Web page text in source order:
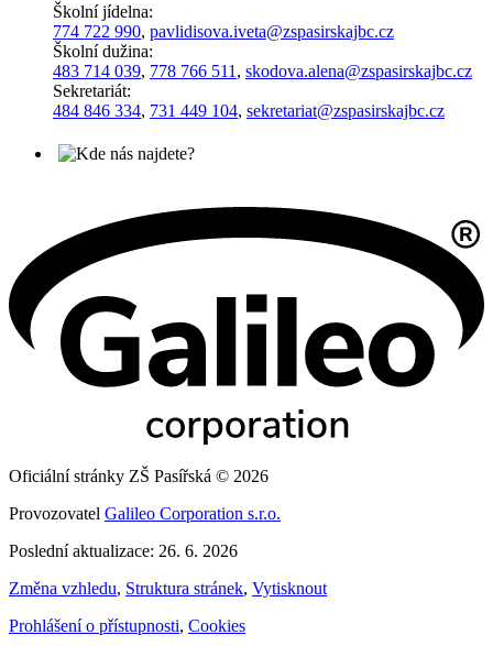
Školní jídelna:
774 722 990, pavlidisova.iveta@zspasirskajbc.cz
Školní dužina:
483 714 039, 778 766 511 , skodova.alena@zspasirskajbc.cz
Sekretariát:
484 846 334, 731 449 104, sekretariat@zspasirskajbc.cz
Oficiální stránky ZŠ Pasířská © 2026
Provozovatel Galileo Corporation s.r.o.
Poslední aktualizace: 26. 6. 2026
Změna vzhledu, Struktura stránek, Vytisknout
Prohlášení o přístupnosti, Cookies